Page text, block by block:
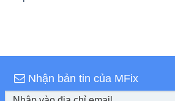
Nhận bản tin của MFix